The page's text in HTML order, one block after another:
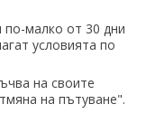
по-малко от 30 дни
условията по
на своите
на пътуване".